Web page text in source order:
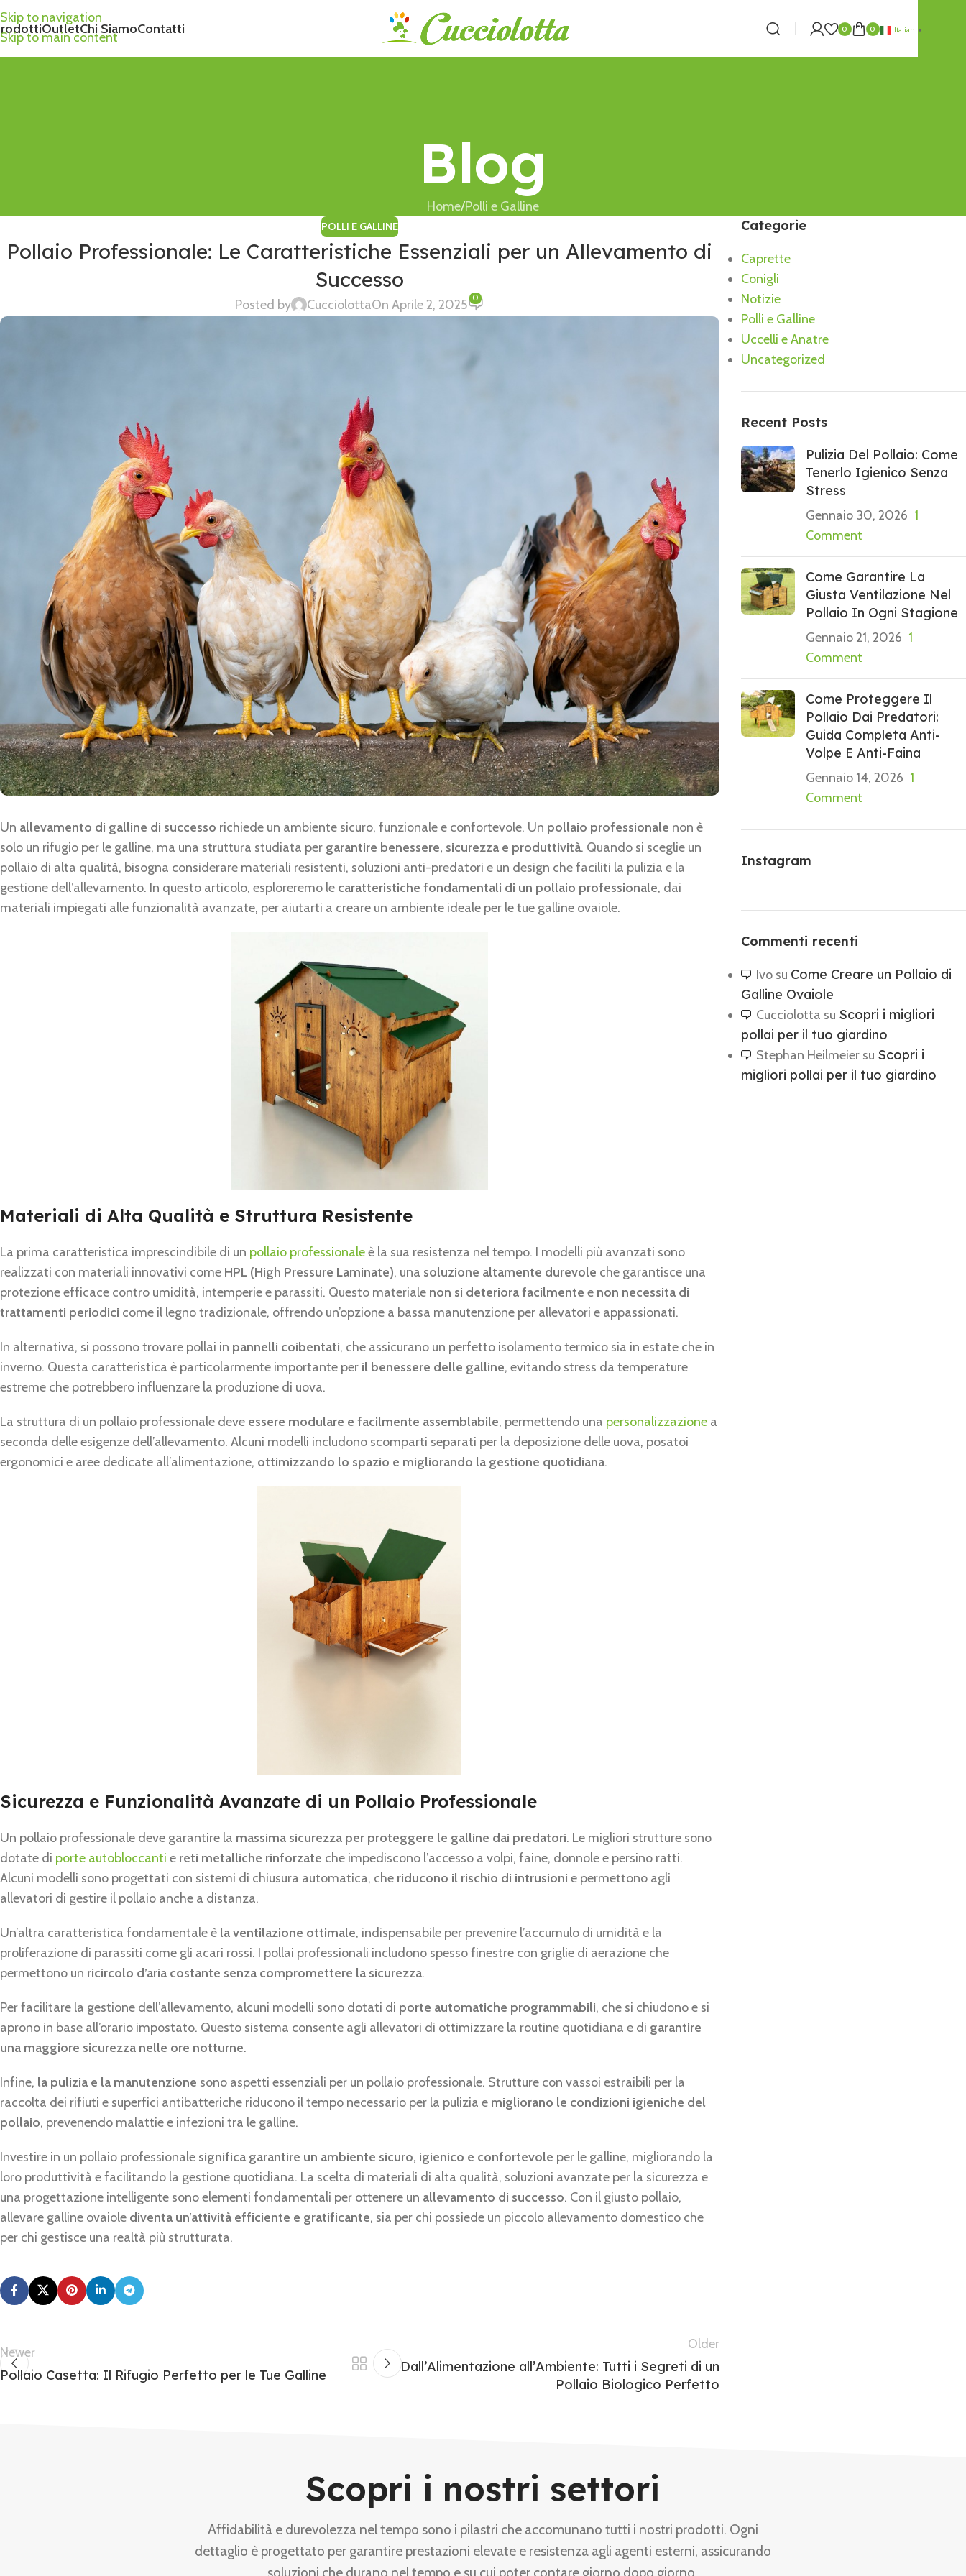
Skip to navigation
Skip to main content
OutletChi SiamoContatti 0 0 Italian ▼
Blog
Home Polli e Galline
POLLI E GALLINE
Pollaio Professionale: Le Caratteristiche Essenziali per un Allevamento di
Successo
Posted by CucciolottaOn Aprile 2, 2025 0
Un allevamento di galline di successo richiede un ambiente sicuro, funzionale e confortevole. Un pollaio professionale non è
solo un rifugio per le galline, ma una struttura studiata per garantire benessere, sicurezza e produttività. Quando si sceglie un
pollaio di alta qualità, bisogna considerare materiali resistenti, soluzioni anti-predatori e un design che faciliti la pulizia e la
gestione dell’allevamento. In questo articolo, esploreremo le caratteristiche fondamentali di un pollaio professionale, dai
materiali impiegati alle funzionalità avanzate, per aiutarti a creare un ambiente ideale per le tue galline ovaiole.
Materiali di Alta Qualità e Struttura Resistente
La prima caratteristica imprescindibile di un pollaio professionaleè la sua resistenza nel tempo. I modelli più avanzati sono
realizzati con materiali innovativi come HPL (High Pressure Laminate), una soluzione altamente durevole che garantisce una
protezione efficace contro umidità, intemperie e parassiti. Questo materiale non si deteriora facilmente e non necessita di
trattamenti periodici come il legno tradizionale, offrendo un’opzione a bassa manutenzione per allevatori e appassionati.
In alternativa, si possono trovare pollai in pannelli coibentati, che assicurano un perfetto isolamento termico sia in estate che in
inverno. Questa caratteristica è particolarmente importante per il benessere delle galline, evitando stress da temperature
estreme che potrebbero influenzare la produzione di uova.
La struttura di un pollaio professionale deve essere modulare e facilmente assemblabile, permettendo una personalizzazione a
seconda delle esigenze dell’allevamento. Alcuni modelli includono scomparti separati per la deposizione delle uova, posatoi
ergonomici e aree dedicate all’alimentazione, ottimizzando lo spazio e migliorando la gestione quotidiana.
Sicurezza e Funzionalità Avanzate di un Pollaio Professionale
Un pollaio professionale deve garantire la massima sicurezza per proteggere le galline dai predatori. Le migliori strutture sono
dotate di porte autobloccanti e reti metalliche rinforzate che impediscono l’accesso a volpi, faine, donnole e persino ratti.
Alcuni modelli sono progettati con sistemi di chiusura automatica, che riducono il rischio di intrusioni e permettono agli
allevatori di gestire il pollaio anche a distanza.
Un’altra caratteristica fondamentale è la ventilazione ottimale, indispensabile per prevenire l’accumulo di umidità e la
proliferazione di parassiti come gli acari rossi. I pollai professionali includono spesso finestre con griglie di aerazione che
permettono un ricircolo d’aria costante senza compromettere la sicurezza.
Per facilitare la gestione dell’allevamento, alcuni modelli sono dotati di porte automatiche programmabili, che si chiudono e si
aprono in base all’orario impostato. Questo sistema consente agli allevatori di ottimizzare la routine quotidiana e di garantire
una maggiore sicurezza nelle ore notturne.
Infine, la pulizia e la manutenzione sono aspetti essenziali per un pollaio professionale. Strutture con vassoi estraibili per la
raccolta dei rifiuti e superfici antibatteriche riducono il tempo necessario per la pulizia e migliorano le condizioni igieniche del
pollaio, prevenendo malattie e infezioni tra le galline.
Investire in un pollaio professionale significa garantire un ambiente sicuro, igienico e confortevole per le galline, migliorando la
loro produttività e facilitando la gestione quotidiana. La scelta di materiali di alta qualità, soluzioni avanzate per la sicurezza e
una progettazione intelligente sono elementi fondamentali per ottenere un allevamento di successo. Con il giusto pollaio,
allevare galline ovaiole diventa un’attività efficiente e gratificante, sia per chi possiede un piccolo allevamento domestico che
per chi gestisce una realtà più strutturata.
Newer
Pollaio Casetta: Il Rifugio Perfetto per le Tue Galline
Older
Dall’Alimentazione all’Ambiente: Tutti i Segreti di un
Pollaio Biologico Perfetto
Categorie
Caprette
Conigli
Notizie
Polli e Galline
Uccelli e Anatre
Uncategorized
Recent Posts
Pulizia Del Pollaio: Come
Tenerlo Igienico Senza
Stress
Gennaio 30, 2026 1
Comment
Come Garantire La
Giusta Ventilazione Nel
Pollaio In Ogni Stagione
Gennaio 21, 2026 1
Comment
Come Proteggere Il
Pollaio Dai Predatori:
Guida Completa Anti-
Volpe E Anti-Faina
Gennaio 14, 2026 1
Comment
Instagram
Commenti recenti
Ivosu Come Creare un Pollaio di
Galline Ovaiole
Cucciolotta su Scopri i migliori
pollai per il tuo giardino
Stephan Heilmeiersu Scopri i
migliori pollai per il tuo giardino
Scopri i nostri settori
Affidabilità e durevolezza nel tempo sono i pilastri che accomunano tutti i nostri prodotti. Ogni
dettaglio è progettato per garantire prestazioni elevate e resistenza agli agenti esterni, assicurando
soluzioni che durano nel tempo e su cui poter contare giorno dopo giorno.